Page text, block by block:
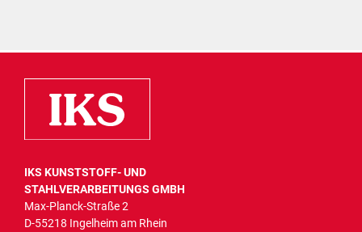
IKS KUNSTSTOFF- UND
STAHLVERARBEITUNGS GMBH
Max-Planck-Straße 2
D-55218 Ingelheim am Rhein